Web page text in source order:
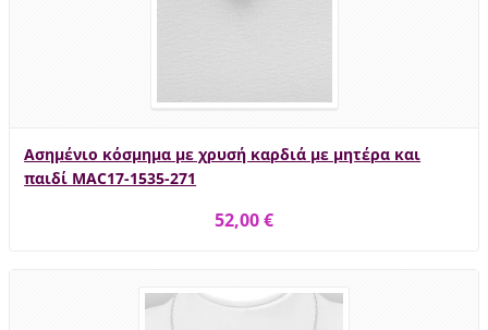
Ασημένιο κόσμημα με χρυσή καρδιά με μητέρα και
παιδί MAC17-1535-271
52,00 €